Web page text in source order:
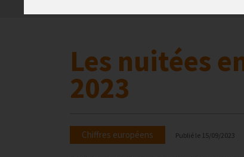
Les nuitées
2023
Chiffres européens Publié le 15/09/2023